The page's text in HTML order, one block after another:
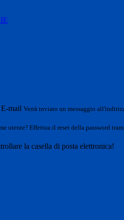
E-mail Verrà inviato un messaggio
utente? Effettua il reset della password
la casella di posta elettronica!